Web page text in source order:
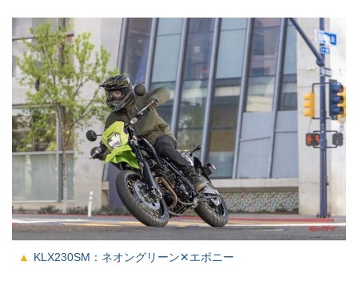
KLX230SM：ネオングリーン✕エボニー